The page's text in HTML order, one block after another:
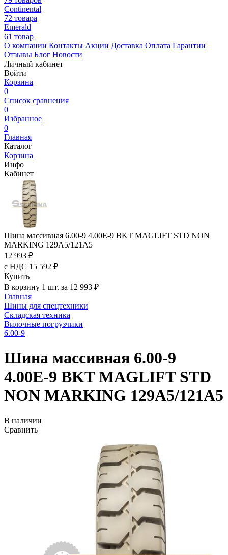
Continental
72 товара
Emerald
61 товар
О компании Контакты Акции Доставка Оплата Гарантии
Отзывы Блог Новости
Личный кабинет
Войти
Корзина
0
Список сравнения
0
Избранное
0
Главная
Каталог
Корзина
Инфо
Кабинет
Шина массивная 6.00-9 4.00E-9 BKT MAGLIFT STD NON
MARKING 129A5/121A5
12 993 ₽
с НДС 15 592 ₽
Купить
В корзину 1 шт. за 12 993 ₽
Главная
Шины для спецтехники
Складская техника
Вилочные погрузчики
6.00-9
Шина массивная 6.00-9
4.00E-9 BKT MAGLIFT STD
NON MARKING 129A5/121A5
В наличии
Сравнить